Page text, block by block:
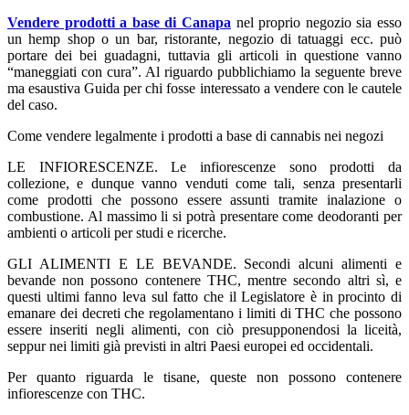
Vendere prodotti a base di Canapa nel proprio negozio sia esso
un hemp shop o un bar, ristorante, negozio di tatuaggi ecc. può
portare dei bei guadagni, tuttavia gli articoli in questione vanno
“maneggiati con cura”. Al riguardo pubblichiamo la seguente breve
ma esaustiva Guida per chi fosse interessato a vendere con le cautele
del caso.
Come vendere legalmente i prodotti a base di cannabis nei negozi
LE INFIORESCENZE. Le infiorescenze sono prodotti da
collezione, e dunque vanno venduti come tali, senza presentarli
come prodotti che possono essere assunti tramite inalazione o
combustione. Al massimo li si potrà presentare come deodoranti per
ambienti o articoli per studi e ricerche.
GLI ALIMENTI E LE BEVANDE. Secondi alcuni alimenti e
bevande non possono contenere THC, mentre secondo altri sì, e
questi ultimi fanno leva sul fatto che il Legislatore è in procinto di
emanare dei decreti che regolamentano i limiti di THC che possono
essere inseriti negli alimenti, con ciò presupponendosi la liceità,
seppur nei limiti già previsti in altri Paesi europei ed occidentali.
Per quanto riguarda le tisane, queste non possono contenere
infiorescenze con THC.